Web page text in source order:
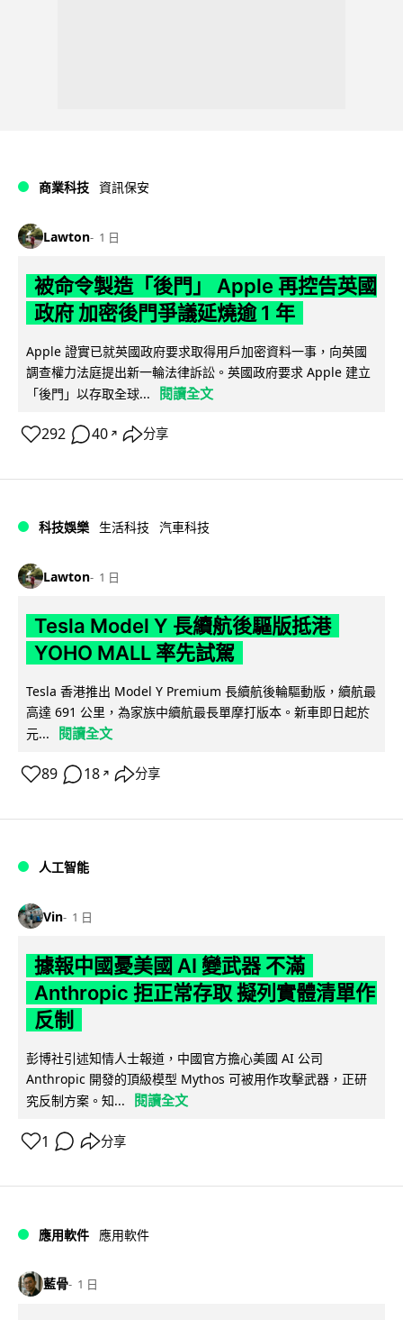
商業科技 資訊保安
Lawton 1 日
被命令製造「後門」 Apple 再控告英國
政府 加密後門爭議延燒逾 1 年
Apple 證實已就英國政府要求取得用戶加密資料一事，向英國
調查權力法庭提出新一輪法律訴訟。英國政府要求 Apple 建立
「後門」以存取全球...
閱讀全文
292 40 ↗ 分享
科技娛樂 生活科技 汽車科技
Lawton 1 日
Tesla Model Y 長續航後驅版抵港
YOHO MALL 率先試駕
Tesla 香港推出 Model Y Premium 長續航後輪驅動版，續航最
高達 691 公里，為家族中續航最長單摩打版本。新車即日起於
元...
閱讀全文
89 18 ↗ 分享
人工智能
Vin 1 日
據報中國憂美國 AI 變武器 不滿
Anthropic 拒正常存取 擬列實體清單作
反制
彭博社引述知情人士報道，中國官方擔心美國 AI 公司
Anthropic 開發的頂級模型 Mythos 可被用作攻擊武器，正研
究反制方案。知...
閱讀全文
1 分享
應用軟件 應用軟件
藍骨 1 日